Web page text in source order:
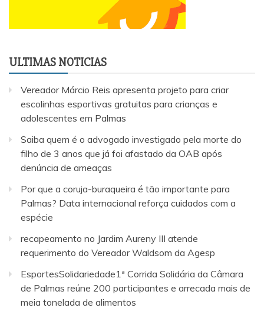
ULTIMAS NOTICIAS
Vereador Márcio Reis apresenta projeto para criar
escolinhas esportivas gratuitas para crianças e
adolescentes em Palmas
Saiba quem é o advogado investigado pela morte do
filho de 3 anos que já foi afastado da OAB após
denúncia de ameaças
Por que a coruja-buraqueira é tão importante para
Palmas? Data internacional reforça cuidados com a
espécie
recapeamento no Jardim Aureny III atende
requerimento do Vereador Waldsom da Agesp
EsportesSolidariedade1ª Corrida Solidária da Câmara
de Palmas reúne 200 participantes e arrecada mais de
meia tonelada de alimentos